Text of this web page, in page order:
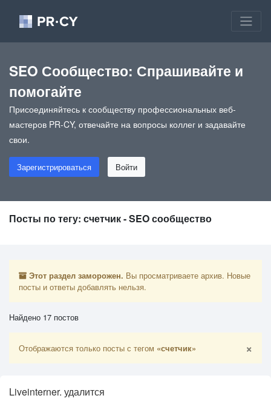
SEO Сообщество: Спрашивайте и
помогайте
Присоединяйтесь к сообществу профессиональных веб-
мастеров PR-CY, отвечайте на вопросы коллег и задавайте
свои.
Зарегистрироваться Войти
Посты по тегу: счетчик - SEO сообщество
Этот раздел заморожен. Вы просматриваете архив. Новые
посты и ответы добавлять нельзя.
Найдено 17 постов
Отображаются только посты с тегом «счетчик» ×
Liveinterner. удалится